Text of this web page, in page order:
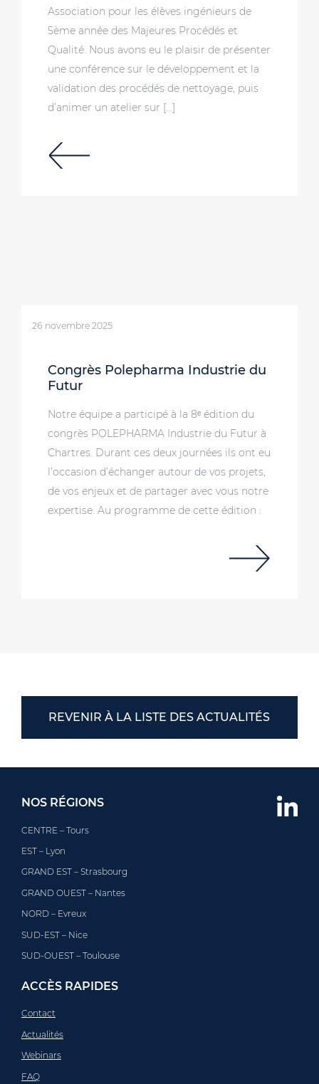
Association pour les élèves ingénieurs de
5ème année des Majeures Procédés et
Qualité. Nous avons eu le plaisir de présenter
une conférence sur le développement et la
validation des procédés de nettoyage, puis
d’animer un atelier sur […]
26 novembre 2025
Congrès Polepharma Industrie du
Futur
Notre équipe a participé à la 8ᵉ édition du
congrès POLEPHARMA Industrie du Futur à
Chartres. Durant ces deux journées ils ont eu
l’occasion d’échanger autour de vos projets,
de vos enjeux et de partager avec vous notre
expertise. Au programme de cette édition :
REVENIR À LA LISTE DES ACTUALITÉS
NOS RÉGIONS
CENTRE – Tours
EST – Lyon
GRAND EST – Strasbourg
GRAND OUEST – Nantes
NORD – Evreux
SUD-EST – Nice
SUD-OUEST – Toulouse
ACCÈS RAPIDES
Contact
Actualités
Webinars
FAQ